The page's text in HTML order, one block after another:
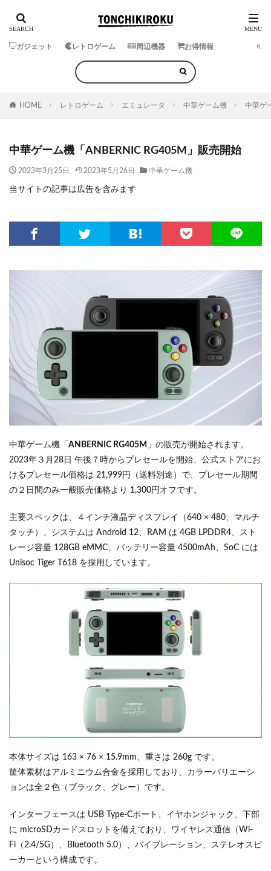
ガジェット レトロゲーム 周辺機器 お得情報
HOME レトロゲーム エミュレータ 中華ゲーム機 中華ゲ
中華ゲーム機「ANBERNIC RG405M」販売開始
2023年3月25日 2023年5月26日 中華ゲーム機
当サイトの記事は広告を含みます
中華ゲーム機「 ANBERNIC RG405M 」の販売が開始されます。
2023年３月28日 午後７時からプレセールを開始、公式ストアにお
けるプレセール価格は 21,999円（送料別途）で、プレセール期間
の２日間のみ一般販売価格より 1,300円オフです。
主要スペックは、４インチ液晶ディスプレイ（640 × 480、マルチ
タッチ）、システムは Android 12、RAM は 4GB LPDDR4、スト
レージ容量 128GB eMMC、バッテリー容量 4500mAh、SoC には
Unisoc Tiger T618 を採用しています。
本体サイズは 163 × 76 × 15.9mm、重さは 260g です。
筐体素材はアルミニウム合金を採用しており、カラーバリエーシ
ョンは全２色（ブラック、グレー）です。
インターフェースは USB Type-Cポート、イヤホンジャック、下部
に microSDカードスロットを備えており、ワイヤレス通信（Wi-
Fi（2.4/5G）、Bluetooth 5.0）、バイブレーション、ステレオスピ
ーカーという構成です。